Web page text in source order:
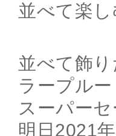
並べて楽
並べて飾
ラープル
スーパー
明日2021